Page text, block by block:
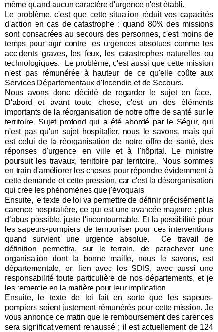
même quand aucun caractère d'urgence n'est établi.
Le problème, c'est que cette situation réduit vos capacités
d'action en cas de catastrophe : quand 80% des missions
sont consacrées au secours des personnes, c'est moins de
temps pour agir contre les urgences absolues comme les
accidents graves, les feux, les catastrophes naturelles ou
technologiques. Le problème, c'est aussi que cette mission
n'est pas rémunérée à hauteur de ce qu'elle coûte aux
Services Départementaux d'Incendie et de Secours.
Nous avons donc décidé de regarder le sujet en face.
D'abord et avant toute chose, c'est un des éléments
importants de la réorganisation de notre offre de santé sur le
territoire. Sujet profond qui a été abordé par le Ségur, qui
n'est pas qu'un sujet hospitalier, nous le savons, mais qui
est celui de la réorganisation de notre offre de santé, des
réponses d'urgence en ville et à l'hôpital. Le ministre
poursuit les travaux, territoire par territoire,. Nous sommes
en train d'améliorer les choses pour répondre évidemment à
cette demande et cette pression, car c'est la désorganisation
qui crée les phénomènes que j'évoquais.
Ensuite, le texte de loi va permettre de définir précisément la
carence hospitalière, ce qui est une avancée majeure : plus
d’abus possible, juste l'incontournable. Et la possibilité pour
les sapeurs-pompiers de temporiser pour ces interventions
quand survient une urgence absolue. Ce travail de
définition permettra, sur le terrain, de parachever une
organisation dont la bonne maille, nous le savons, est
départementale, en lien avec les SDIS, avec aussi une
responsabilité toute particulière de nos départements, et je
les remercie en la matière pour leur implication.
Ensuite, le texte de loi fait en sorte que les sapeurs-
pompiers soient justement rémunérés pour cette mission. Je
vous annonce ce matin que le remboursement des carences
sera significativement rehaussé ; il est actuellement de 124